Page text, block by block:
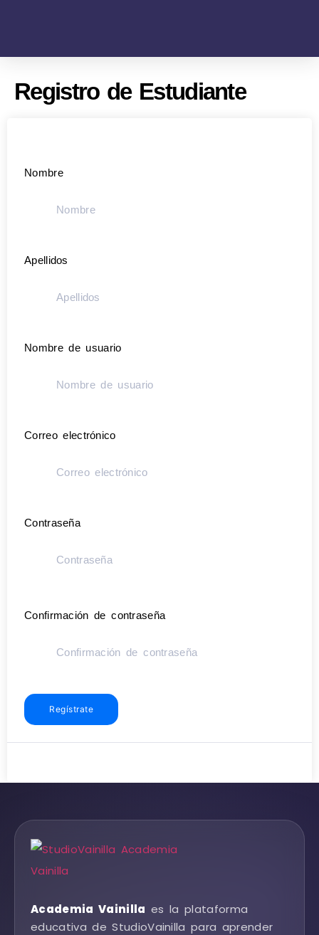
Registro de Estudiante
Nombre
Apellidos
Nombre de usuario
Correo electrónico
Contraseña
Confirmación de contraseña
Regístrate
Academia Vainilla es la plataforma
educativa de StudioVainilla para aprender